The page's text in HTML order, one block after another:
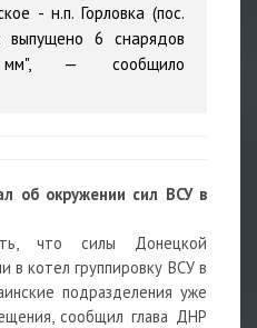
- н.п. Горловка (пос.
выпущено 6 снарядов
— сообщило
об окружении сил ВСУ в
что силы Донецкой
в котел группировку ВСУ в
подразделения уже
сообщил глава ДНР